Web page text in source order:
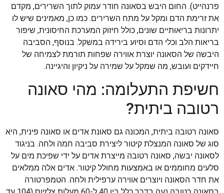
פרנהייט). החום היבש בסאונה חודר עמוק לתוך השרירים, מקדם
את זרימת הדם ומקל על מתח השרירים. כמו כן, מאמינים שיש לו
יתרונות בריאותיים שונים, כולל חיזוק המערכת החיסונית, שיפור
בריאות הלב וכלי הדם וסיוע בירידה במשקל. בנוסף, הסביבה
היבשה של הסאונה יוצרת אווירה שפחות תורמת לצמיחה של
חיידקים ועובש, מה שמקל על שמירה על ניקיון והיגיינה.
חשיפת התעלומה: מהי סאונה
רטובה ביתית?
סאונה רטובה ביתית, המכונה גם סאונת אדים או סאונה פינית, היא
סוג של סאונה המנצלת קיטור ליצירת סביבה חמה ולחה. בניגוד
לסאונה יבשה, סאונה רטובה מייצרת אדים על ידי שפיכת מים על
סלעים מחוממים או באמצעות מחולל קיטור. אדים אלה ממלאים
את חדר הסאונה ויוצרים אווירה ערפילית ולחה. הטמפרטורה